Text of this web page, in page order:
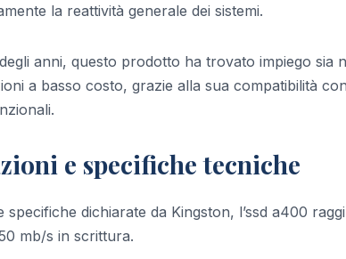
la reattività generale dei sistemi.
anni, questo prodotto ha trovato impiego sia
a basso costo, grazie alla sua compatibilità
e specifiche tecniche
specifiche dichiarate da Kingston, l’ssd a400
mb/s in scrittura.